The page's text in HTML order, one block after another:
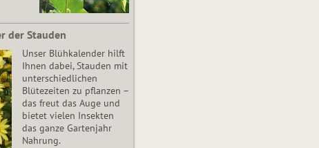
der Stauden
Unser Blühkalender hilft
Ihnen dabei, Stauden mit
unterschiedlichen
Blütezeiten zu pflanzen –
das freut das Auge und
bietet vielen Insekten
das ganze Gartenjahr
Nahrung.